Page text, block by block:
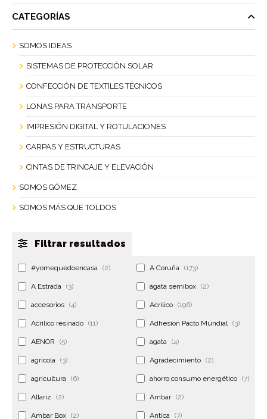
CATEGORÍAS
SOMOS IDEAS
SISTEMAS DE PROTECCIÓN SOLAR
CONFECCIÓN DE TEXTILES TÉCNICOS
LONAS PARA TRANSPORTE
IMPRESIÓN DIGITAL Y ROTULACIONES
CARPAS Y ESTRUCTURAS
CINTAS DE TRINCAJE Y ELEVACIÓN
SOMOS GÓMEZ
SOMOS MÁS QUE TOLDOS
Filtrar resultados
#yomequedoencasa (2) A Coruña (173)
A Estrada (3) ágata semibox (2)
accesorios (4) Acrilico (196)
Acrilico resinado (11) Adhesion Pacto Mundial (3)
AENOR (5) agata (4)
agrícola (3) Agradecimiento (2)
agricultura (6) ahorro consumo energético (7)
Allariz (2) Ambar (2)
Ambar Box (2) Antica (7)